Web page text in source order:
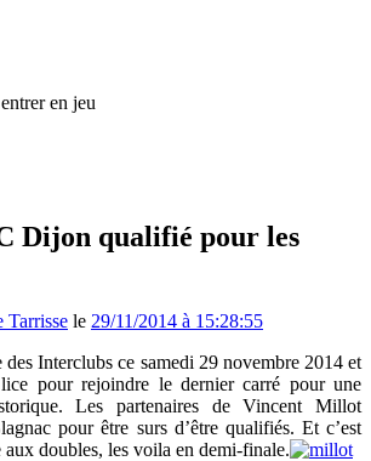
en jeu
Dijon qualifié pour les
Tarrisse le 29/11/2014 à 15:28:55
Interclubs ce samedi 29 novembre 2014 et
pour rejoindre le dernier carré pour une
Les partenaires de Vincent Millot
pour être surs d’être qualifiés. Et c’est
aux doubles, les voila en demi-finale.